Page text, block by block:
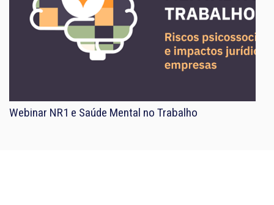
Webinar NR1 e Saúde Mental no Trabalho